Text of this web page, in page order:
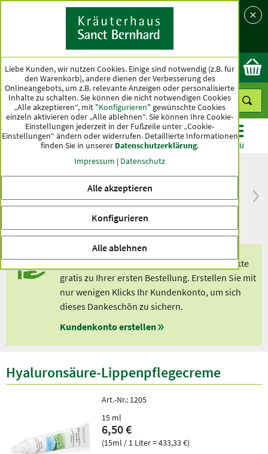
Land
Ok
KATEGORIEN ANGEBOTE TOPSELLER MENÜ
versandkostenfrei
innerhalb Deutschlands
Spitzenqualität seit
Erhalten Sie eines unserer exklusiven Produkte
gratis zu Ihrer ersten Bestellung. Erstellen Sie mit
nur wenigen Klicks Ihr Kundenkonto, um sich
dieses Dankeschön zu sichern.
Kundenkonto erstellen
Hyaluronsäure-Lippenpflegecreme
Art.-Nr.: 1205
15 ml
6,50 €
(15ml / 1 Liter = 433,33 €)
Liebe Kunden, wir nutzen Cookies. Einige sind notwendig (z.B. für
den Warenkorb), andere dienen der Verbesserung des
Onlineangebots, um z.B. relevante Anzeigen oder personalisierte
Inhalte zu schalten. Sie können die nicht notwendigen Cookies
„Alle akzeptieren“, mit "Konfigurieren" gewünschte Cookies
einzeln aktivieren oder „Alle ablehnen“. Sie können Ihre Cookie-
Einstellungen jederzeit in der Fußzeile unter „Cookie-
Einstellungen“ ändern oder widerrufen. Detaillierte Informationen
finden Sie in unserer Datenschutzerklärung.
Impressum | Datenschutz
Alle akzeptieren
Konfigurieren
Alle ablehnen